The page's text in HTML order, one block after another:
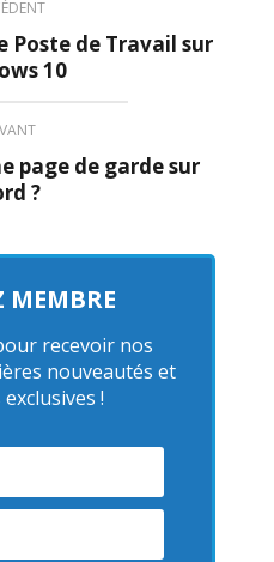
Poste de Travail sur
10
page de garde sur
?
MEMBRE
recevoir nos
nouveautés et
!